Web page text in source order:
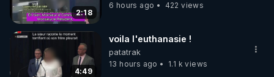
2:18
6 hours ago
422 views
4:49
voila l'euthanasie !
patatrak
13 hours ago
1.1 k views